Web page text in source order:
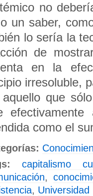
no
un saber,
lo sería la
de
en la
irresoluble,
aquello que
como el
capitalismo
,
, Universidad